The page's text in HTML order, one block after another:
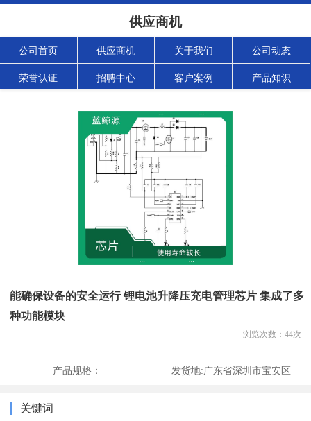
供应商机
公司首页 供应商机 关于我们 公司动态
荣誉认证 招聘中心 客户案例 产品知识
能确保设备的安全运行 锂电池升降压充电管理芯片 集成了多
种功能模块
浏览次数： 44次
产品规格： 发货地:广东省深圳市宝安区
关键词